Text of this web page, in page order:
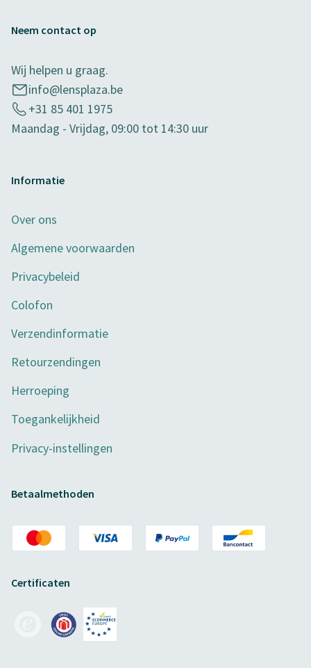
Neem contact op
Wij helpen u graag.
info@lensplaza.be
+31 85 401 1975
Maandag - Vrijdag, 09:00 tot 14:30 uur
Informatie
Over ons
Algemene voorwaarden
Privacybeleid
Colofon
Verzendinformatie
Retourzendingen
Herroeping
Toegankelijkheid
Privacy-instellingen
Betaalmethoden
Certificaten